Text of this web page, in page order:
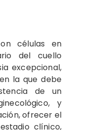
células en
del cuello
excepcional,
la que debe
de un
y
ofrecer el
clínico,